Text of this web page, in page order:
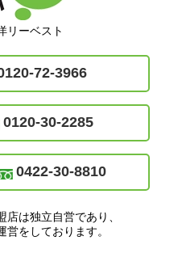
リーベスト
72-3966
0120-30-2285
0422-30-8810
は独立自営であり、
をしております。